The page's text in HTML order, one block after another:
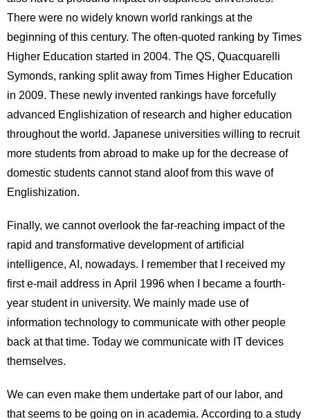
There were no widely known world rankings at the
beginning of this century. The often-quoted ranking by Times
Higher Education started in 2004. The QS, Quacquarelli
Symonds, ranking split away from Times Higher Education
in 2009. These newly invented rankings have forcefully
advanced Englishization of research and higher education
throughout the world. Japanese universities willing to recruit
more students from abroad to make up for the decrease of
domestic students cannot stand aloof from this wave of
Englishization.
Finally, we cannot overlook the far-reaching impact of the
rapid and transformative development of artificial
intelligence, AI, nowadays. I remember that I received my
first e-mail address in April 1996 when I became a fourth-
year student in university. We mainly made use of
information technology to communicate with other people
back at that time. Today we communicate with IT devices
themselves.
We can even make them undertake part of our labor, and
that seems to be going on in academia. According to a study